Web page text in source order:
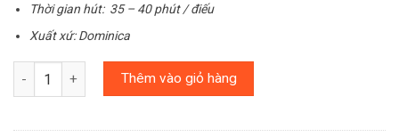
Thời gian hút: 35 – 40 phút / điếu
Xuất xứ: Dominica
Số lượng Thêm vào giỏ hàng